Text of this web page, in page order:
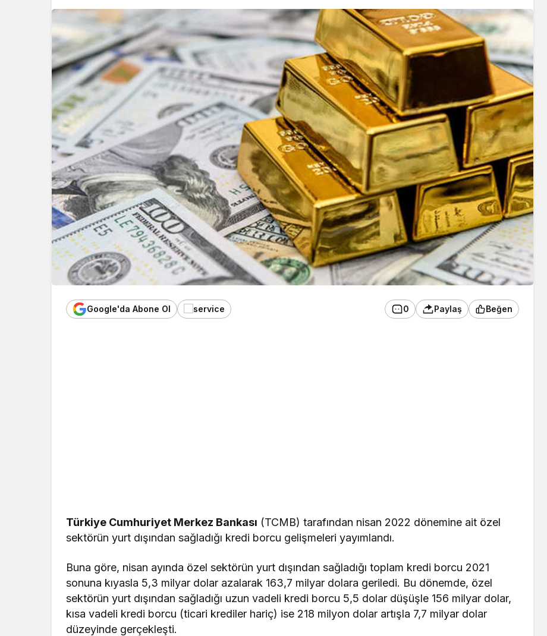
Google'da Abone Ol 0 Paylaş Beğen
Türkiye Cumhuriyet Merkez Bankası (TCMB) tarafından nisan 2022 dönemine ait özel
sektörün yurt dışından sağladığı kredi borcu gelişmeleri yayımlandı.
Buna göre, nisan ayında özel sektörün yurt dışından sağladığı toplam kredi borcu 2021
sonuna kıyasla 5,3 milyar dolar azalarak 163,7 milyar dolara geriledi. Bu dönemde, özel
sektörün yurt dışından sağladığı uzun vadeli kredi borcu 5,5 dolar düşüşle 156 milyar dolar,
kısa vadeli kredi borcu (ticari krediler hariç) ise 218 milyon dolar artışla 7,7 milyar dolar
düzeyinde gerçekleşti.